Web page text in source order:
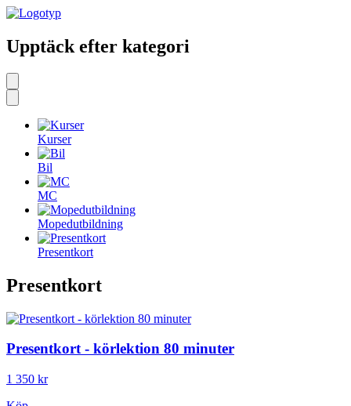
Upptäck efter kategori
Kurser
Bil
MC
Mopedutbildning
Presentkort
Presentkort
Presentkort - körlektion 80 minuter
1 350 kr